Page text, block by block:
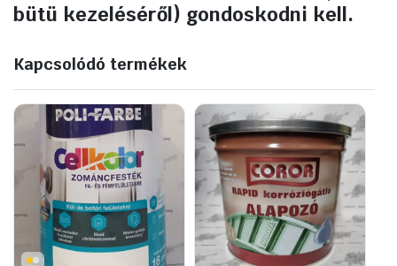
bütü kezeléséről) gondoskodni kell.
Kapcsolódó termékek